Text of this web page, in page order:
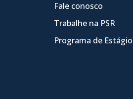
Fale conosco
Trabalhe na PSR
Programa de